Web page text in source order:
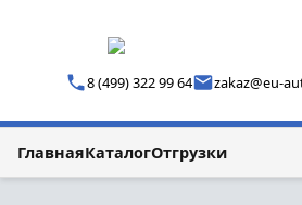
8 (499) 322 99 64 zakaz@eu-
ГлавнаяКаталогОтгрузки